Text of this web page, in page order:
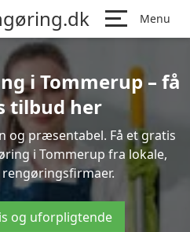
Menu
i Tommerup – få
tilbud her
og præsentabel. Få et gratis
i Tommerup fra lokale,
og uforpligtende